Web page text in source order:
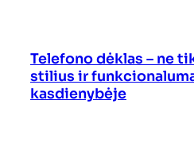
Telefono dėklas – ne
stilius ir
kasdienybėje